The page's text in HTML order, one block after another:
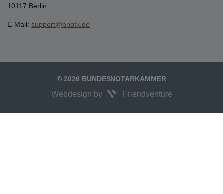
10117 Berlin
E-Mail: support@bnotk.de
© 2026 BUNDESNOTARKAMMER
Webdesign by Friendventure